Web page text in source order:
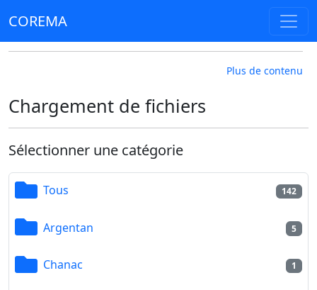
COREMA
Plus de contenu
Chargement de fichiers
Sélectionner une catégorie
Tous 142
Argentan 5
Chanac 1